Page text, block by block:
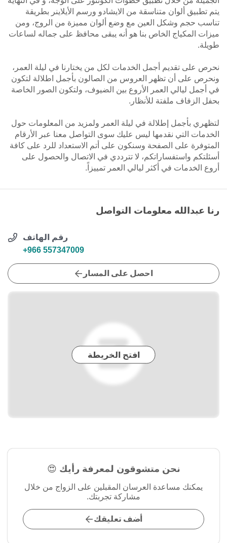
يتم تطبيق ألوان متناسقة من الايشادو ورسم الأيلاينر بطريقة
تناسب حجم وشكل العين مع وضع ألوان مميزة من الروج، ومن
ميزات المكياج الخاص بنا هو أنه يبقى محافظ على جماله لساعات
طويلة.
نحرص على تقديم أجمل الخدمات لكل من يختارنا في ليلة العمر،
ونحرص على أن تظهر العروس من الصالون بأجمل اطلالة لتكون
في أجمل ليالي العمر الأروع بين الضيوف، ولتكون الصور الخاصة
بحفل الزفاف ملفتة للأنظار.
لتظهري بأجمل إطلالة في ليلة العمر ولمزيد من المعلومات حول
الخدمات التي نقدمها ليس عليك سوى التواصل معنا عبر الأرقام
المتوفرة على الصفحة وسنكون على أتم الاستعداد للرد على كافة
أسئلتكم واستفساراتكم، لا تترددي في الاتصال والحصول على
أروع الخدمات في أكثر ليالي العمر تمييزاً.
رنا عبدالله معلومات التواصل
رقم الهاتف
+966 557347009
احصل على المسار
افتح الخريطة
نحن متشوقون لمعرفة رأيك 😍
يمكنك مساعدة العرسان المقبلين على الزواج من خلال
مشاركة تجربتك.
أضف تعليقك